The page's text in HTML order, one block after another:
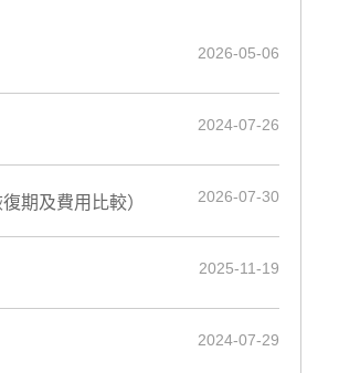
2026-05-06
2024-07-26
期及費用比較） 2026-07-30
2025-11-19
2024-07-29